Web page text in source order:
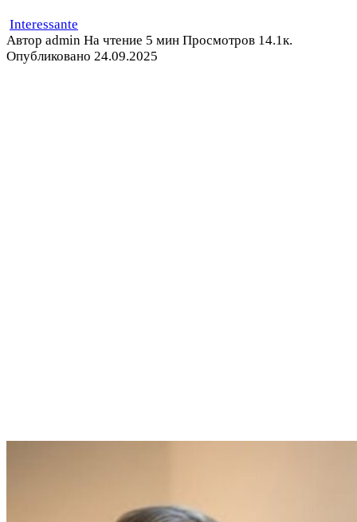
Interessante
Автор admin На чтение 5 мин Просмотров 14.1к.
Опубликовано 24.09.2025